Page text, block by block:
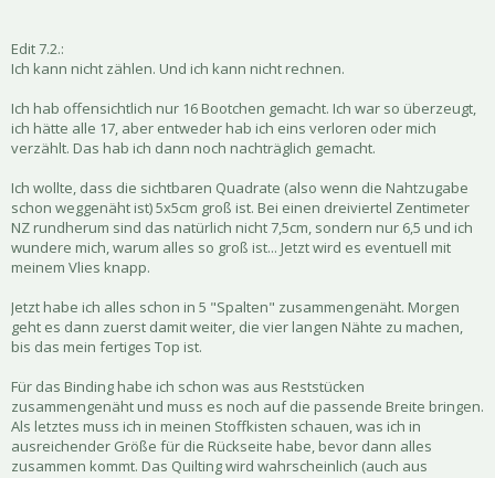
Edit 7.2.:
Ich kann nicht zählen. Und ich kann nicht rechnen.
Ich hab offensichtlich nur 16 Bootchen gemacht. Ich war so überzeugt,
ich hätte alle 17, aber entweder hab ich eins verloren oder mich
verzählt. Das hab ich dann noch nachträglich gemacht.
Ich wollte, dass die sichtbaren Quadrate (also wenn die Nahtzugabe
schon weggenäht ist) 5x5cm groß ist. Bei einen dreiviertel Zentimeter
NZ rundherum sind das natürlich nicht 7,5cm, sondern nur 6,5 und ich
wundere mich, warum alles so groß ist... Jetzt wird es eventuell mit
meinem Vlies knapp.
Jetzt habe ich alles schon in 5 "Spalten" zusammengenäht. Morgen
geht es dann zuerst damit weiter, die vier langen Nähte zu machen,
bis das mein fertiges Top ist.
Für das Binding habe ich schon was aus Reststücken
zusammengenäht und muss es noch auf die passende Breite bringen.
Als letztes muss ich in meinen Stoffkisten schauen, was ich in
ausreichender Größe für die Rückseite habe, bevor dann alles
zusammen kommt. Das Quilting wird wahrscheinlich (auch aus